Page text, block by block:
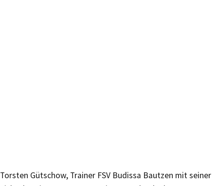
Torsten Gütschow, Trainer FSV Budissa Bautzen mit seiner